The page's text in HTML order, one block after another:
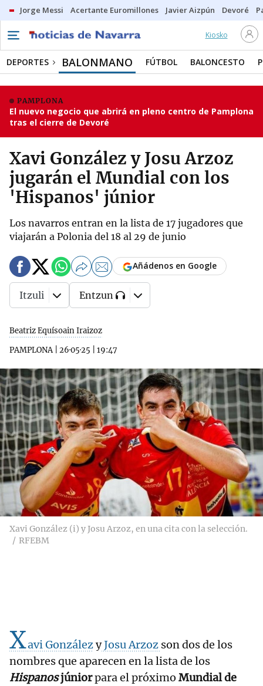
Jorge Messi Acertante Euromillones Javier Aizpún Devoré
Kiosko
DEPORTES BALONMANO FÚTBOL BALONCESTO
PAMPLONA
El nuevo negocio que abrirá en pleno centro de Pamplona
tras el cierre de Devoré
Xavi González y Josu Arzoz
jugarán el Mundial con los
'Hispanos' júnior
Los navarros entran en la lista de 17 jugadores que
viajarán a Polonia del 18 al 29 de junio
Beatriz Equísoain Iraizoz
PAMPLONA| 26·05·25 19:47
Añádenos en Google
Itzuli Entzun
Xavi González (i) y Josu Arzoz, en una cita con la selección.
RFEBM
Xavi GonzálezyJosu Arzoz son dos de los
nombres que aparecen en la lista de los
Hispanosjúniorpara el próximo Mundial de